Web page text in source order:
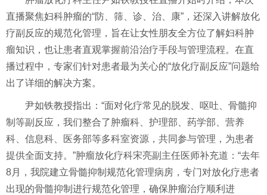
直播聚焦妇科肿瘤的“防、筛、诊、治、康”，还深入讲解放化
疗副反应的规范化管理，旨在让女性朋友全方位了解妇科肿
瘤知识，也让患者直观掌握前沿治疗手段与管理流程。在直
播过程中，专家们针对患者最为关心的“放化疗副反应”问题给
出了详细的解决方案。
尹如铁教授指出：“面对化疗常见的脱发、呕吐、骨髓抑
制等副反应，我们整合了肿瘤科、护理部、药学部、营养
科、信息科、医务部等多科室资源，共同参与管理，为患者
提供全面支持。”肿瘤放化疗科宋亮副主任医师补充道：“去年
8月，我院建立骨髓抑制规范化管理病房，专门对放化疗患者
出现的骨髓抑制进行规范化管理，确保肿瘤治疗顺利进